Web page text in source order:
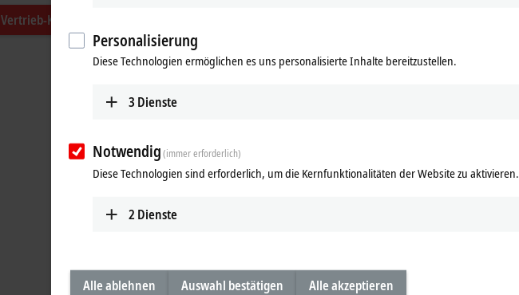
Vertrieb-Kontaktformular
Personalisierung
Diese Technologien ermöglichen es uns personalisierte Inhalte bereitzustellen.
3 Dienste
Notwendig(immer erforderlich)
Diese Technologien sind erforderlich, um die Kernfunktionalitäten der Website zu aktivieren.
2 Dienste
Alle ablehnen Auswahl bestätigen Alle akzeptieren